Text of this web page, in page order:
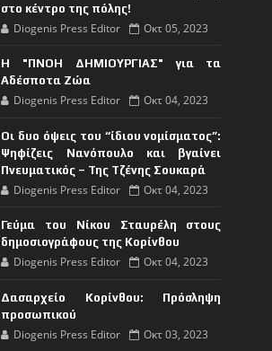
στο κέντρο της πόλης!
Diogenis Press Editor Οκτ 05, 2023
Η "ΠΝΟΗ ΔΗΜΙΟΥΡΓΙΑΣ" για τα
Αδέσποτα Ζώα
Diogenis Press Editor Οκτ 04, 2023
Οι δυο όψεις του “ίδιου νομίσματος”:
Ψηφίζεις Νανόπουλο και βγαίνει
Πνευματικός – Της Τζένης Σουκαρά
Diogenis Press Editor Οκτ 04, 2023
Γεύμα του Νίκου Σταυρέλη στους
δημοσιογράφους της Κορίνθου
Diogenis Press Editor Οκτ 04, 2023
Δασαρχείο Κορίνθου: Πρόσληψη
προσωπικού
Diogenis Press Editor Οκτ 03, 2023